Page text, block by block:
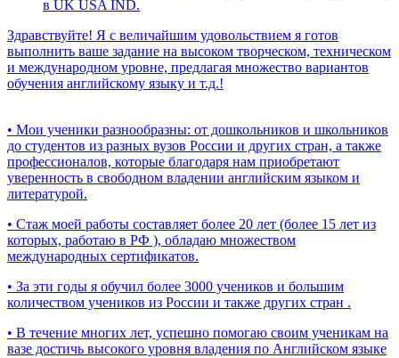
в UK USA IND.
Здравствуйте! Я c величайшим удовольствием я готов
выполнить ваше задание на высоком творческом, техническом
и международном уровне, предлагая множество вариантов
обучения английскому языку и т.д.!
• Мои ученики разнообразны: от дошкольников и школьников
до студентов из разных вузов России и других стран, а также
профессионалов, которые благодаря нам приобретают
уверенность в свободном владении английским языком и
литературой.
• Стаж моей работы составляет более 20 лет (более 15 лет из
которых, работаю в РФ ), обладаю множеством
международных сертификатов.
• За эти годы я обучил более 3000 учеников и большим
количеством учеников из России и также других стран .
• В течение многих лет, успешно помогаю своим ученикам на
вазе достичь высокого уровня владения по Английском языке